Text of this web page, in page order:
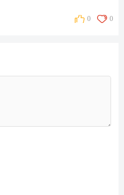
0 0